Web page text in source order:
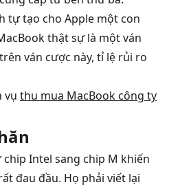
tự tạo cho Apple một con
thật sự là một ván
ván cược này, tỉ lệ rủi ro
vụ thu mua MacBook công ty
Intel sang chip M khiến
đau đầu. Họ phải viết lại